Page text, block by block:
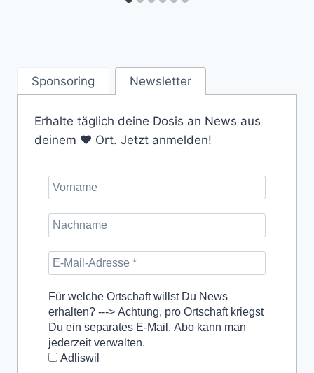
Sponsoring Newsletter
Erhalte täglich deine Dosis an News aus
deinem ❤️ Ort. Jetzt anmelden!
Für welche Ortschaft willst Du News
erhalten? ---> Achtung, pro Ortschaft kriegst
Du ein separates E-Mail. Abo kann man
jederzeit verwalten.
Adliswil